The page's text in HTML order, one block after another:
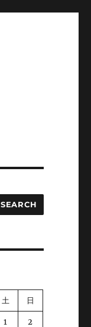
SEARCH
土 日
1 2